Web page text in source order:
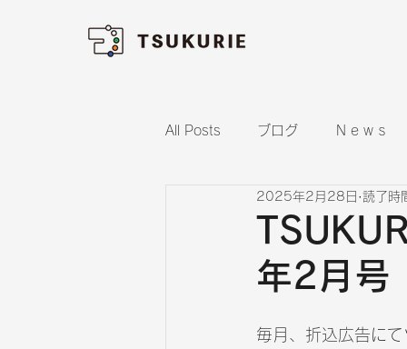
All Posts ブログ Ｎｅｗｓ
年2月号
2025年2月28日 読了時
毎月、折込広告に